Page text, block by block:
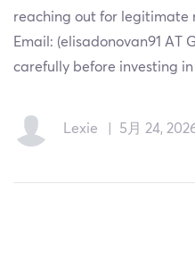
reaching out for legitimate
Email: (elisadonovan91 AT
carefully before investing
Lexie 5月 24,